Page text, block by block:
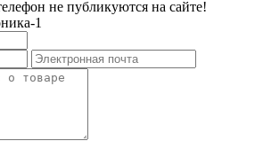
не публикуются на сайте!
1